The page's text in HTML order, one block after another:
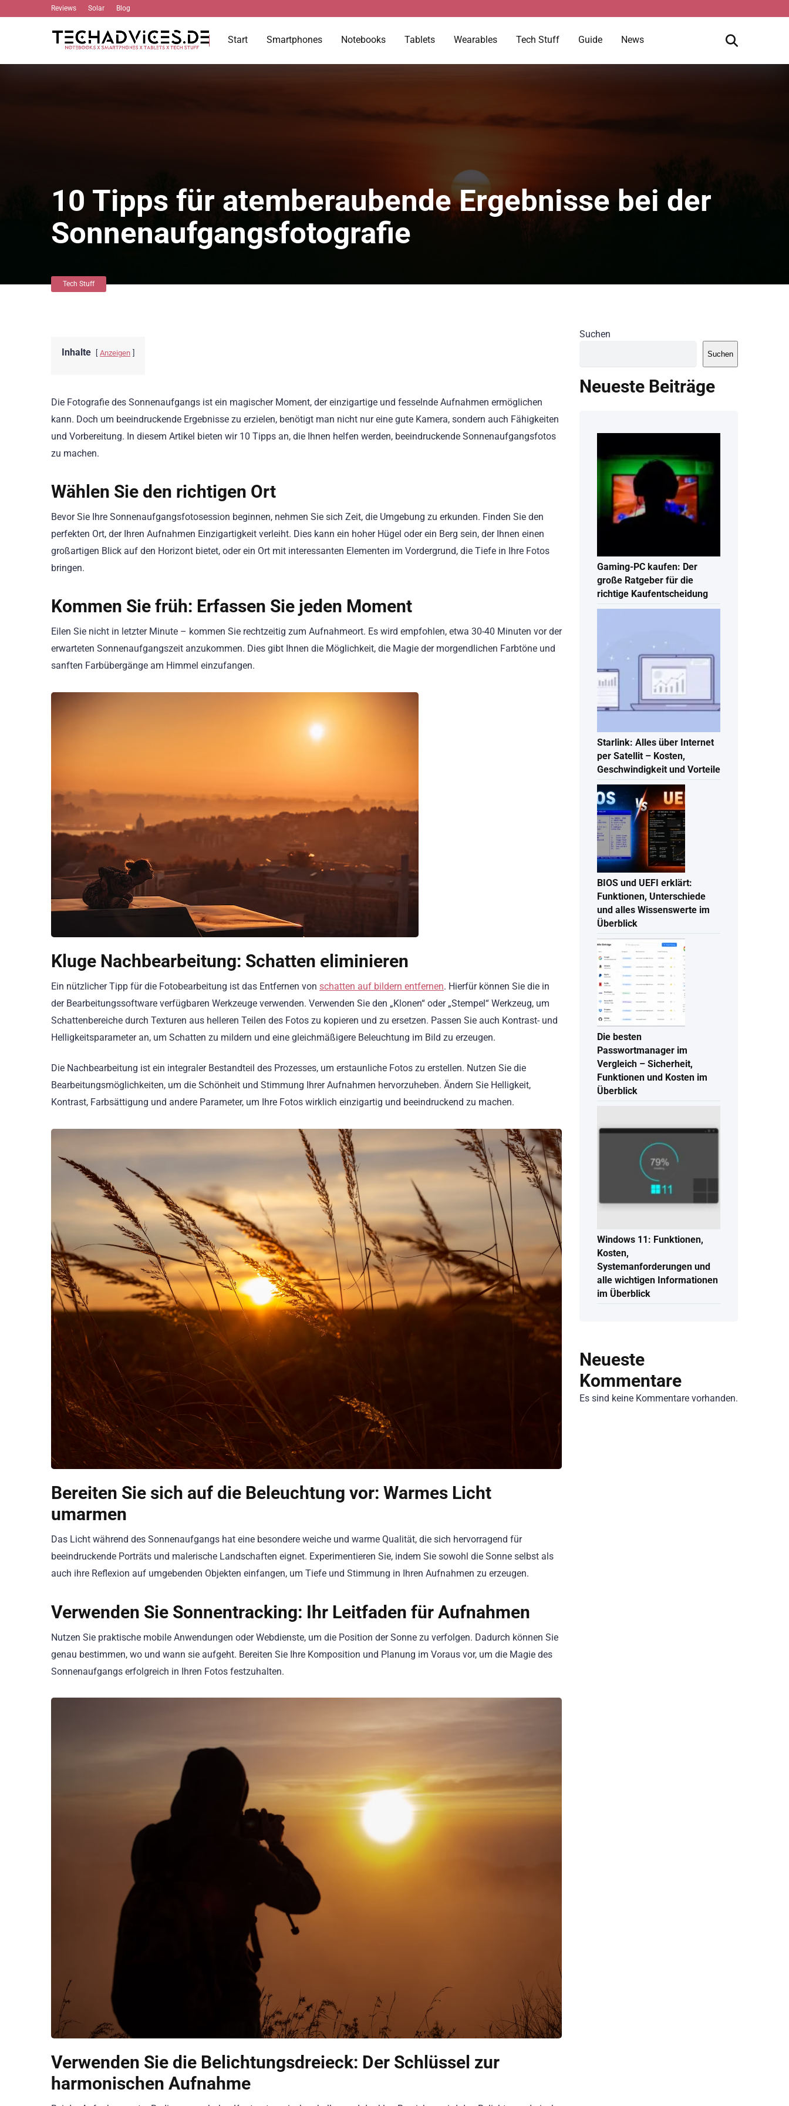
Reviews Solar Blog
Start Smartphones Notebooks Tablets Wearables Tech Stuff Guide News
10 Tipps für atemberaubende Ergebnisse bei der
Sonnenaufgangsfotografie
Tech Stuff
Inhalte Anzeigen
Die Fotografie des Sonnenaufgangs ist ein magischer Moment, der einzigartige und fesselnde Aufnahmen ermöglichen
kann. Doch um beeindruckende Ergebnisse zu erzielen, benötigt man nicht nur eine gute Kamera, sondern auch Fähigkeiten
und Vorbereitung. In diesem Artikel bieten wir 10 Tipps an, die Ihnen helfen werden, beeindruckende Sonnenaufgangsfotos
zu machen.
Wählen Sie den richtigen Ort
Bevor Sie Ihre Sonnenaufgangsfotosession beginnen, nehmen Sie sich Zeit, die Umgebung zu erkunden. Finden Sie den
perfekten Ort, der Ihren Aufnahmen Einzigartigkeit verleiht. Dies kann ein hoher Hügel oder ein Berg sein, der Ihnen einen
großartigen Blick auf den Horizont bietet, oder ein Ort mit interessanten Elementen im Vordergrund, die Tiefe in Ihre Fotos
bringen.
Kommen Sie früh: Erfassen Sie jeden Moment
Eilen Sie nicht in letzter Minute – kommen Sie rechtzeitig zum Aufnahmeort. Es wird empfohlen, etwa 30-40 Minuten vor der
erwarteten Sonnenaufgangszeit anzukommen. Dies gibt Ihnen die Möglichkeit, die Magie der morgendlichen Farbtöne und
sanften Farbübergänge am Himmel einzufangen.
Kluge Nachbearbeitung: Schatten eliminieren
Ein nützlicher Tipp für die Fotobearbeitung ist das Entfernen von schatten auf bildern entfernen. Hierfür können Sie die in
der Bearbeitungssoftware verfügbaren Werkzeuge verwenden. Verwenden Sie den „Klonen“ oder „Stempel“ Werkzeug, um
Schattenbereiche durch Texturen aus helleren Teilen des Fotos zu kopieren und zu ersetzen. Passen Sie auch Kontrast- und
Helligkeitsparameter an, um Schatten zu mildern und eine gleichmäßigere Beleuchtung im Bild zu erzeugen.
Die Nachbearbeitung ist ein integraler Bestandteil des Prozesses, um erstaunliche Fotos zu erstellen. Nutzen Sie die
Bearbeitungsmöglichkeiten, um die Schönheit und Stimmung Ihrer Aufnahmen hervorzuheben. Ändern Sie Helligkeit,
Kontrast, Farbsättigung und andere Parameter, um Ihre Fotos wirklich einzigartig und beeindruckend zu machen.
Bereiten Sie sich auf die Beleuchtung vor: Warmes Licht
umarmen
Das Licht während des Sonnenaufgangs hat eine besondere weiche und warme Qualität, die sich hervorragend für
beeindruckende Porträts und malerische Landschaften eignet. Experimentieren Sie, indem Sie sowohl die Sonne selbst als
auch ihre Reflexion auf umgebenden Objekten einfangen, um Tiefe und Stimmung in Ihren Aufnahmen zu erzeugen.
Verwenden Sie Sonnentracking: Ihr Leitfaden für Aufnahmen
Nutzen Sie praktische mobile Anwendungen oder Webdienste, um die Position der Sonne zu verfolgen. Dadurch können Sie
genau bestimmen, wo und wann sie aufgeht. Bereiten Sie Ihre Komposition und Planung im Voraus vor, um die Magie des
Sonnenaufgangs erfolgreich in Ihren Fotos festzuhalten.
Verwenden Sie die Belichtungsdreieck: Der Schlüssel zur
harmonischen Aufnahme
Suchen
Suchen
Neueste Beiträge
Gaming-PC kaufen: Der
große Ratgeber für die
richtige Kaufentscheidung
Starlink: Alles über Internet
per Satellit – Kosten,
Geschwindigkeit und Vorteile
BIOS und UEFI erklärt:
Funktionen, Unterschiede
und alles Wissenswerte im
Überblick
Die besten
Passwortmanager im
Vergleich – Sicherheit,
Funktionen und Kosten im
Überblick
Windows 11: Funktionen,
Kosten,
Systemanforderungen und
alle wichtigen Informationen
im Überblick
Neueste
Kommentare
Es sind keine Kommentare vorhanden.